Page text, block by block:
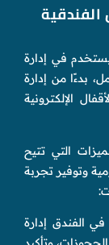
الفندقية
يستخدم في إدارة
بدءًا من إدارة
الإلكترونية
التي تتيح
وتوفير تجربة
الفندق إدارة